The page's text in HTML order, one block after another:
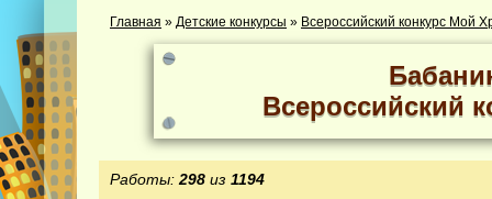
Главная » Детские конкурсы » Всероссийский конкурс Мой
Всероссийский
Работы: 298 из 1194